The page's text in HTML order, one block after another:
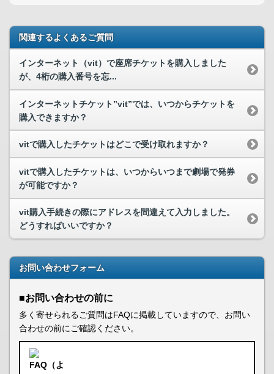
関連するよくあるご質問
インターネット（vit）で座席チケットを購入しました
が、4桁の購入番号を忘...
インターネットチケット”vit”では、いつからチケットを
購入できますか？
vitで購入したチケットはどこで受け取れますか？
vitで購入したチケットは、いつからいつまで劇場で発券
が可能ですか？
vit購入手続きの際にアドレスを間違えて入力しました。
どうすればいいですか？
お問い合わせフォーム
■お問い合わせの前に
多く寄せられるご質問はFAQに掲載していますので、お問い
合わせの前にご確認ください。